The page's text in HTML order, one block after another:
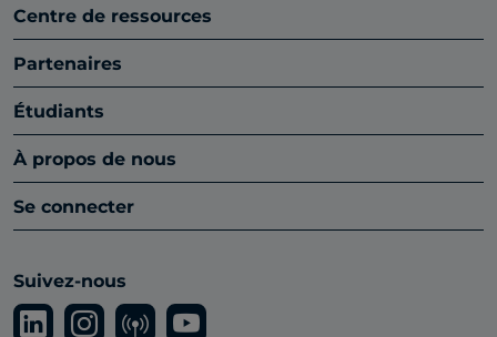
Centre de ressources
Partenaires
Étudiants
À propos de nous
Se connecter
Suivez-nous